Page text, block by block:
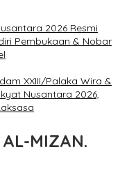
2026 Resmi
Pembukaan & Nobar
XXIII/Palaka Wira &
Nusantara 2026,
MIZAN.